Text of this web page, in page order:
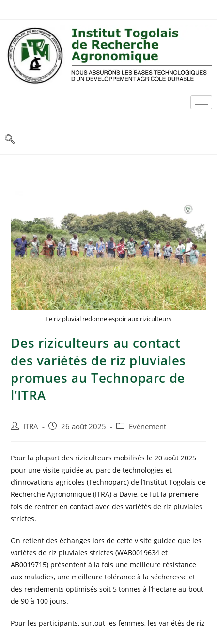
Le riz pluvial redonne espoir aux riziculteurs
Des riziculteurs au contact
des variétés de riz pluviales
promues au Technoparc de
l’ITRA
ITRA 26 août 2025 Evènement
Pour la plupart des riziculteurs mobilisés le 20 août 2025
pour une visite guidée au parc de technologies et
d’innovations agricoles (Technoparc) de l’Institut Togolais de
Recherche Agronomique (ITRA) à Davié, ce fut la première
fois de rentrer en contact avec des variétés de riz pluviales
strictes.
On retient des échanges lors de cette visite guidée que les
variétés de riz pluviales strictes (WAB0019634 et
AB0019715) présentent à la fois une meilleure résistance
aux maladies, une meilleure tolérance à la sécheresse et
des rendements optimisés soit 5 tonnes à l’hectare au bout
de 90 à 100 jours.
Pour les participants, surtout les femmes, les variétés de riz